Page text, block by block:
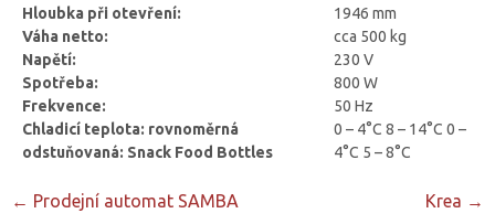
Hloubka při otevření:
1946 mm
Váha netto:
cca 500 kg
Napětí:
230 V
Spotřeba:
800 W
Frekvence:
50 Hz
Chladicí teplota: rovnoměrná
odstuňovaná: Snack Food Bottles
0 – 4°C 8 – 14°C 0 –
4°C 5 – 8°C
Post
← Prodejní automat SAMBA Krea →